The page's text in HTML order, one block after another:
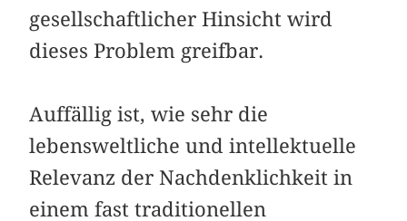
gesellschaftlicher Hinsicht wird
dieses Problem greifbar.
Auffällig ist, wie sehr die
lebensweltliche und intellektuelle
Relevanz der Nachdenklichkeit in
einem fast traditionellen